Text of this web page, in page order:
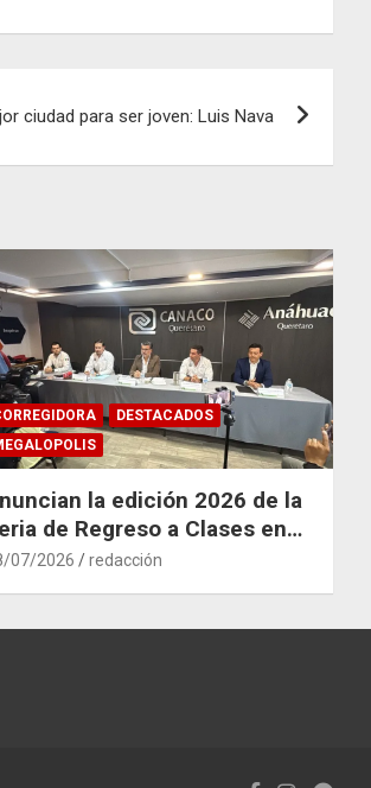
ciudad para ser joven: Luis Nava
DESTACADOS
la edición 2026 de la
de Regreso a Clases en
07/2026 redacción